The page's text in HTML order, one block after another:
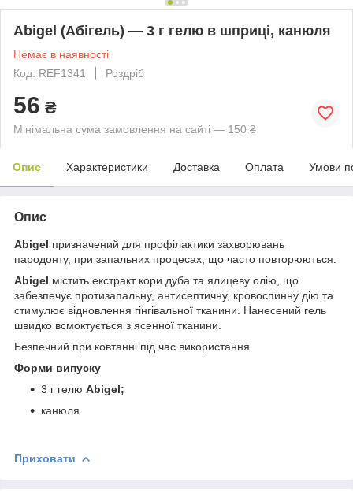
Abigel (Абігель) — 3 г гелю в шприці, канюля
Немає в наявності
Код: REF1341
Роздріб
56 ₴
Мінімальна сума замовлення на сайті — 150 ₴
Опис Характеристики Доставка Оплата Умови
Опис
Abigel призначений для профілактики захворювань
пародонту, при запальних процесах, що часто повторюються.
Abigel містить екстракт кори дуба та ялицеву олію, що
забезпечує протизапальну, антисептичну, кровоспинну дію та
стимулює відновлення гінгівальної тканини. Нанесений гель
швидко всмоктується з ясенної тканини.
Безпечний при ковтанні під час використання.
Форми випуску
3 г гелю Abigel;
канюля.
Приховати